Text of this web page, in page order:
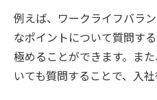
例えば、ワークライフバラ
なポイントについて質問す
極めることができます。ま
いても質問することで、入